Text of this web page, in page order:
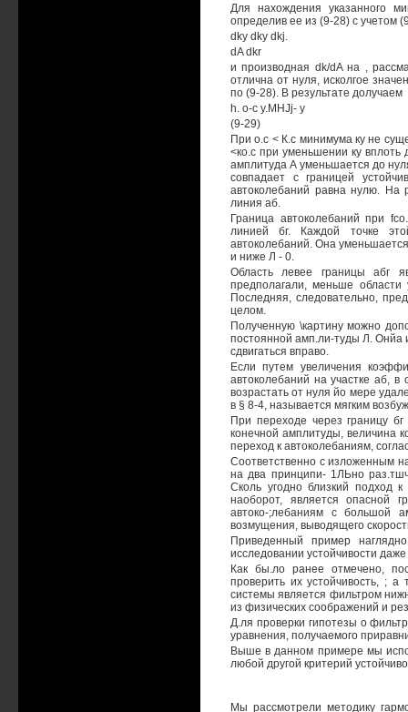
Для нахождения указанного
определив ее из (9-28) с учетом
dky dky dkj.
dA dkr
и производная dk/dA на ,
отлична от нуля, исколгое
по (9-28). В результате долучаем
h. о-с y.MHJj- у
(9-29)
При о.с < К.с минимума ку не
<ко.с при уменьшении ку вплоть
амплитуда А уменьшается до
совпадает с границей
автоколебаний равна нулю. На
линия аб.
Граница автоколебаний при
линией бг. Каждой точке
автоколебаний. Она
и ниже Л - 0.
Область левее границы абг
предполагали, меньше области
Последняя, следовательно,
целом.
Полученную \картину можно
постоянной амп.ли-туды Л. Онйа
сдвигаться вправо.
Если путем увеличения
автоколебаний на участке аб, в
возрастать от нуля йо мере
в § 8-4, называется мягким
При переходе через границу
конечной амплитуды, величина
переход к автоколебаниям,
Соответственно с изложенным
на два принципи- 1ЛЬно
Сколь угодно близкий подход
наоборот, является опасной
автоко-;лебаниям с большой
возмущения, выводящего
Приведенный пример
исследовании устойчивости
Как бы.ло ранее отмечено,
проверить их устойчивость, ; а
системы является фильтром
из физических соображений и
Д.ля проверки гипотезы о
уравнения, получаемого
Выше в данном примере мы
любой другой критерий
Мы рассмотрели методику